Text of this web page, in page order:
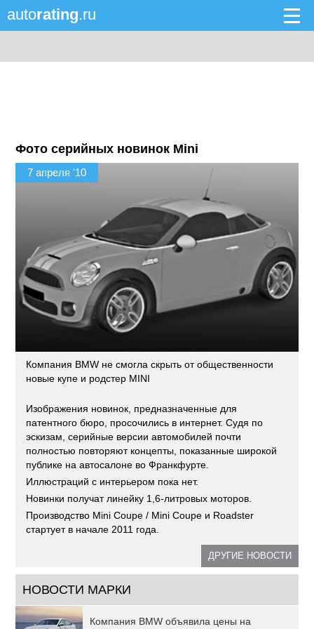
autorating.ru
Фото серийных новинок Mini
7 апреля '10
Компания BMW не смогла скрыть от общественности
новые купе и родстер MINI
Изображения новинок, предназначенные для
патентного бюро, просочились в интернет. Судя по
эскизам, серийные версии автомобилей почти
полностью повторяют концепты, показанные широкой
публике на автосалоне во Франкфурте.
Иллюстраций с интерьером пока нет.
Новинки получат линейку 1,6-литровых моторов.
Производство Mini Coupe / Mini Coupe и Roadster
стартует в начале 2011 года.
ДРУГИЕ НОВОСТИ
НОВОСТИ МАРКИ
Компания BMW объявила цены на